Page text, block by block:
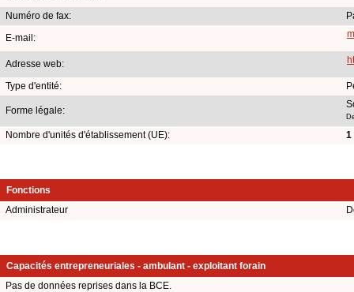
Numéro de fax:
E-mail:
Adresse web:
Type d'entité:
Forme légale:
Nombre d'unités d'établissement (UE): 1
Fonctions
Administrateur
Capacités entrepreneuriales - ambulant - exploitant forain
Pas de données reprises dans la BCE.